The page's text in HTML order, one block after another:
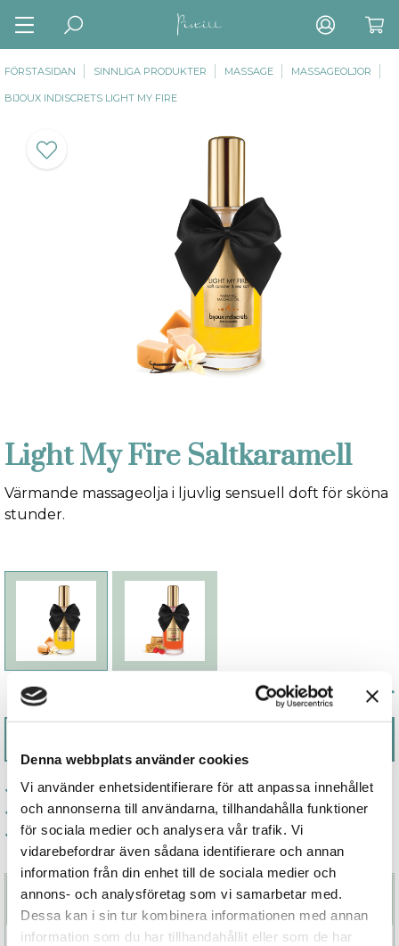
Denna webbplats använder cookies
Vi använder enhetsidentifierare för att anpassa innehållet
och annonserna till användarna, tillhandahålla funktioner
för sociala medier och analysera vår trafik. Vi
vidarebefordrar även sådana identifierare och annan
information från din enhet till de sociala medier och
annons- och analysföretag som vi samarbetar med.
Dessa kan i sin tur kombinera informationen med annan
information som du har tillhandahållit eller som de har
FÖRSTASIDAN SINNLIGA PRODUKTER MASSAGE MASSAGEOLJOR
BIJOUX INDISCRETS LIGHT MY FIRE
Light My Fire Saltkaramell
Värmande massageolja i ljuvlig sensuell doft för sköna
stunder.
299 kr
Trygg e-handel
Kvalitetsprodukter
Fri frakt över 800 kr
Beskrivning